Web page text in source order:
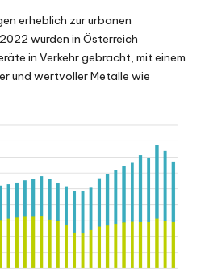
erheblich zur urbanen
wurden in Österreich
in Verkehr gebracht, mit einem
und wertvoller Metalle wie